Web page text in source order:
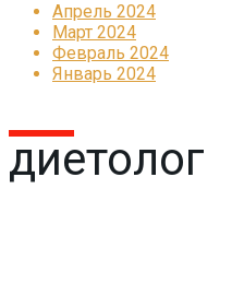
Апрель 2024
Март 2024
Февраль 2024
Январь 2024
диетолог